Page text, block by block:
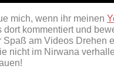
mich, wenn ihr meinen
dort kommentiert und
Spaß am Videos Drehen
nicht im Nirwana